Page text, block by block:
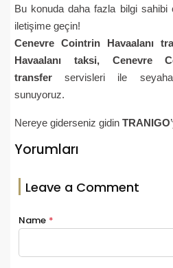
Bu konuda daha fazla bilgi sahibi
iletişime geçin!
Cenevre Cointrin Havaalanı
Havaalanı taksi, Cenevre
transferservisleri ile
sunuyoruz.
Nereye giderseniz gidin TRANIGO
Yorumları
Leave a Comment
Name *